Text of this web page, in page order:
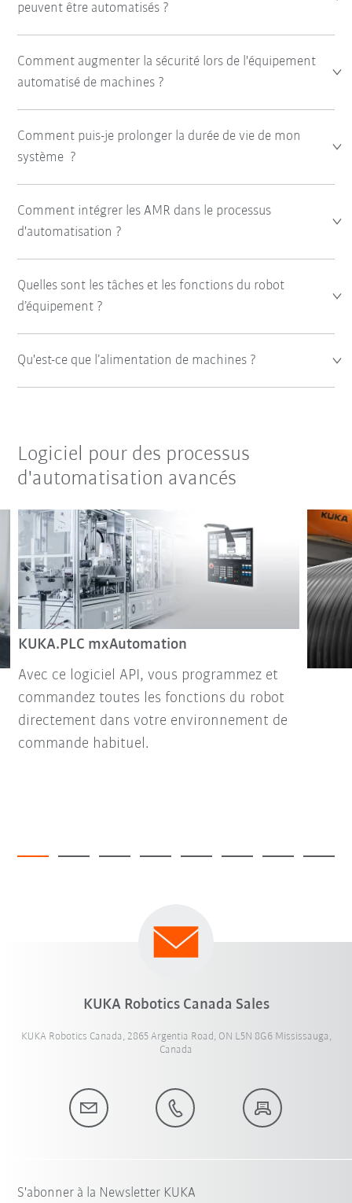
peuvent être automatisés ?
Comment augmenter la sécurité lors de l'équipement
automatisé de machines ?
Comment puis-je prolonger la durée de vie de mon
système ?
Comment intégrer les AMR dans le processus
d'automatisation ?
Quelles sont les tâches et les fonctions du robot
d’équipement ?
Qu'est-ce que l’alimentation de machines ?
Logiciel pour des processus
d'automatisation avancés
KUKA.PLC mxAutomation
Avec ce logiciel API, vous programmez et
commandez toutes les fonctions du robot
directement dans votre environnement de
commande habituel.
KUKA Robotics Canada Sales
KUKA Robotics Canada, 2865 Argentia Road, ON L5N 8G6 Mississauga,
Canada
S'abonner à la Newsletter KUKA